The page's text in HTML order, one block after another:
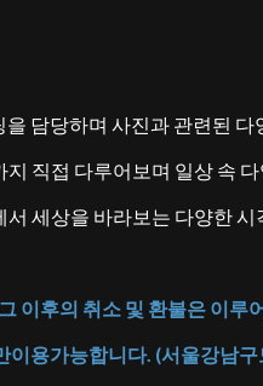
담당하며 사진과 관련된
직접 다루어보며 일상 속
세상을 바라보는 다양한
이후의 취소 및 환불은 이루
이용가능합니다. (서울강남구